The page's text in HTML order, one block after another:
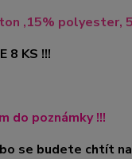
,15% polyester,
8 KS !!!
do poznámky !!!
se budete chtít